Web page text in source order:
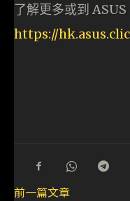
了解更多或到
https://
前一篇文章